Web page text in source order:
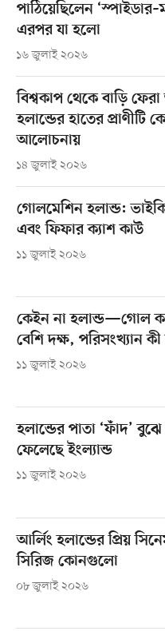
পাঠিয়েছিলেন
এরপর যা হলো
১৬ জুলাই ২০২৬
বিশ্বকাপ থেকে বাড়ি
হলান্ডের হাতের প্রাণীটি
আলোচনায়
১৪ জুলাই ২০২৬
গোলমেশিন হলান্ড:
এবং ফিফার ক্যাশ কাউ
১১ জুলাই ২০২৬
কেইন না হলান্ড—গোল
বেশি দক্ষ, পরিসংখ্যান
১১ জুলাই ২০২৬
হলান্ডের পাতা ‘ফাঁদ’ বুঝে
ফেলেছে ইংল্যান্ড
১১ জুলাই ২০২৬
আর্লিং হলান্ডের প্রিয়
সিরিজ কোনগুলো
০৮ জুলাই ২০২৬